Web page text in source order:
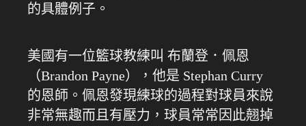
的具體例子。
美國有一位籃球教練叫 布蘭登．佩恩
（Brandon Payne），他是 Stephan Curry
的恩師。佩恩發現練球的過程對球員來說
非常無趣而且有壓力，球員常常因此翹掉